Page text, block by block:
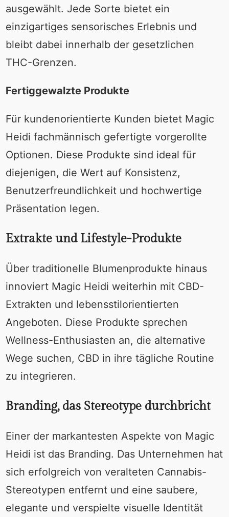
ausgewählt. Jede Sorte bietet ein
einzigartiges sensorisches Erlebnis und
bleibt dabei innerhalb der gesetzlichen
THC-Grenzen.
Fertiggewalzte Produkte
Für kundenorientierte Kunden bietet Magic
Heidi fachmännisch gefertigte vorgerollte
Optionen. Diese Produkte sind ideal für
diejenigen, die Wert auf Konsistenz,
Benutzerfreundlichkeit und hochwertige
Präsentation legen.
Extrakte und Lifestyle-Produkte
Über traditionelle Blumenprodukte hinaus
innoviert Magic Heidi weiterhin mit CBD-
Extrakten und lebensstilorientierten
Angeboten. Diese Produkte sprechen
Wellness-Enthusiasten an, die alternative
Wege suchen, CBD in ihre tägliche Routine
zu integrieren.
Branding, das Stereotype durchbricht
Einer der markantesten Aspekte von Magic
Heidi ist das Branding. Das Unternehmen hat
sich erfolgreich von veralteten Cannabis-
Stereotypen entfernt und eine saubere,
elegante und verspielte visuelle Identität